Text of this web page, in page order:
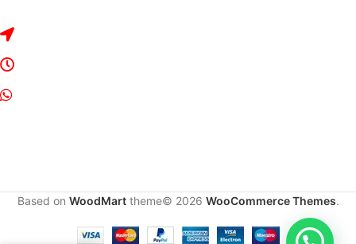
Based on WoodMarttheme© 2026 WooCommerce Themes.